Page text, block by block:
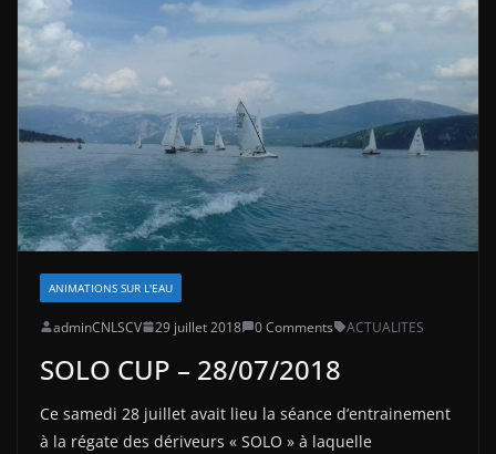
ANIMATIONS SUR L'EAU
adminCNLSCV 29 juillet 2018 0 Comments ACTUALITES
SOLO CUP – 28/07/2018
Ce samedi 28 juillet avait lieu la séance d’entrainement
à la régate des dériveurs « SOLO » à laquelle